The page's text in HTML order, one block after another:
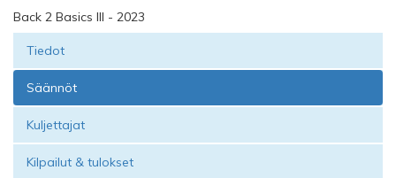
Back 2 Basics III - 2023
Tiedot
Säännöt
Kuljettajat
Kilpailut & tulokset